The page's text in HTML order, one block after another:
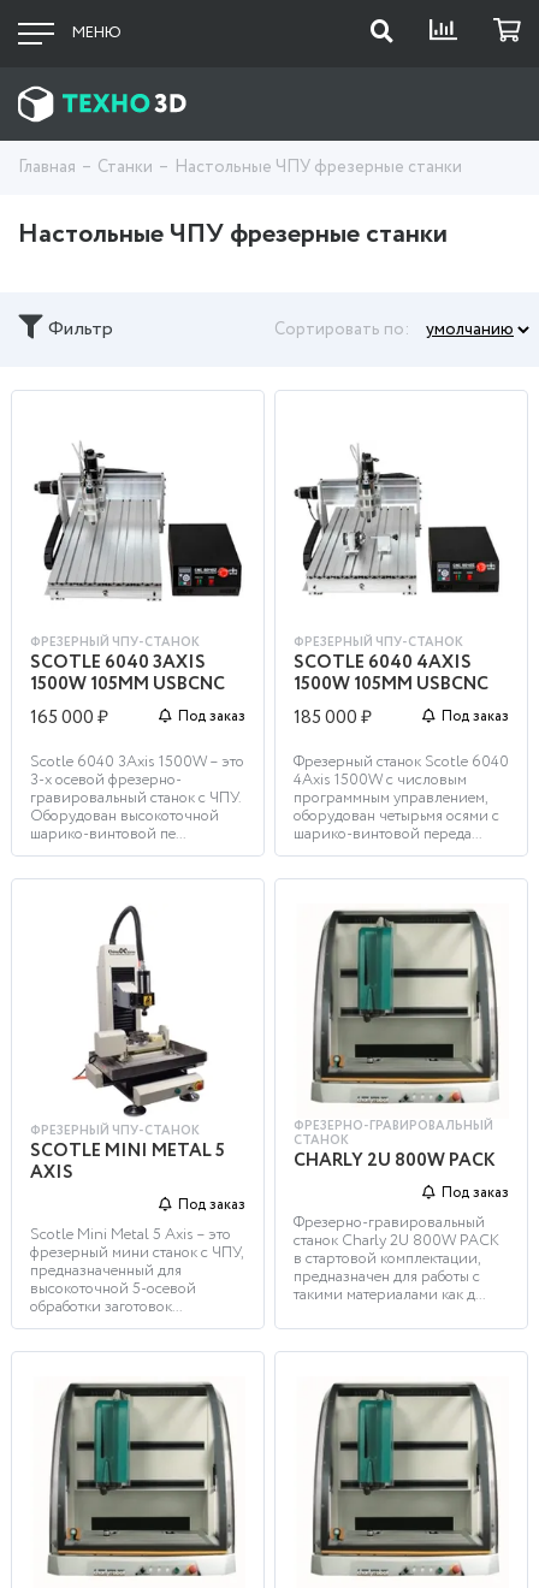
МЕНЮ
Главная Станки Настольные ЧПУ фрезерные станки
Настольные ЧПУ фрезерные станки
Фильтр Сортировать по:
ФРЕЗЕРНЫЙ ЧПУ-СТАНОК
SCOTLE 6040 3AXIS
1500W 105MM USBCNC
165 000 ₽
Под заказ
Scotle 6040 3Axis 1500W – это
3-х осевой фрезерно-
гравировальный станок с ЧПУ.
Оборудован высокоточной
шарико-винтовой пе...
ФРЕЗЕРНЫЙ ЧПУ-СТАНОК
SCOTLE 6040 4AXIS
1500W 105MM USBCNC
185 000 ₽
Под заказ
Фрезерный станок Scotle 6040
4Axis 1500W с числовым
программным управлением,
оборудован четырьмя осями с
шарико-винтовой переда...
ФРЕЗЕРНЫЙ ЧПУ-СТАНОК
SCOTLE MINI METAL 5
AXIS
Под заказ
Scotle Mini Metal 5 Axis – это
фрезерный мини станок с ЧПУ,
предназначенный для
высокоточной 5-осевой
обработки заготовок...
ФРЕЗЕРНО-ГРАВИРОВАЛЬНЫЙ
СТАНОК
CHARLY 2U 800W PACK
Под заказ
Фрезерно-гравировальный
станок Charly 2U 800W PACK
в стартовой комплектации,
предназначен для работы с
такими материалами как д...